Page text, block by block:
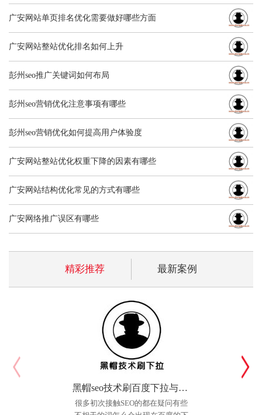
广安网站单页排名优化需要做好哪些方面
广安网站整站优化排名如何上升
彭州seo推广关键词如何布局
彭州seo营销优化注意事项有哪些
彭州seo营销优化如何提高用户体验度
广安网站整站优化权重下降的因素有哪些
广安网站结构优化常见的方式有哪些
广安网络推广误区有哪些
精彩推荐 最新案例
黑帽seo技术刷百度下拉与相关搜索个人实践法
很多初次接触SEO的都在疑问有些